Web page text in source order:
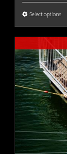
Select options